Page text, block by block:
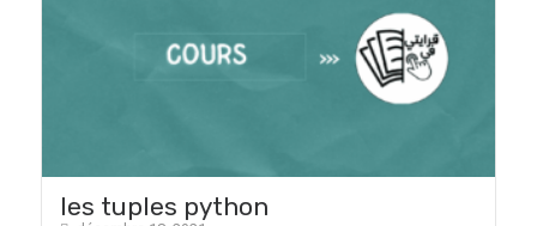
les tuples python